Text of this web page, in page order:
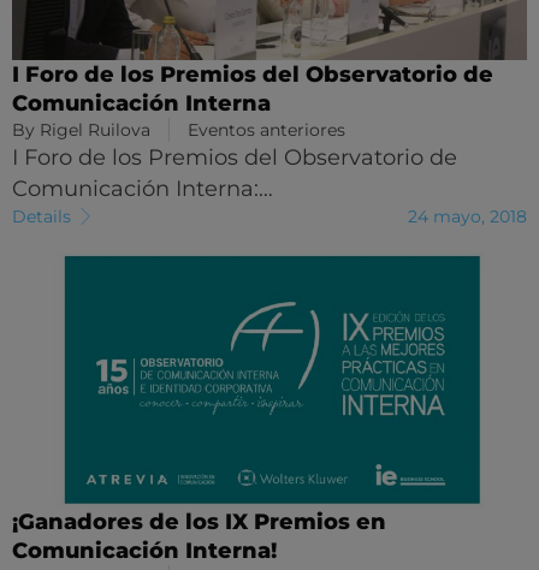
I Foro de los Premios del Observatorio de
Comunicación Interna
By Rigel Ruilova Eventos anteriores
I Foro de los Premios del Observatorio de
Comunicación Interna:…
Details 24 mayo, 2018
¡Ganadores de los IX Premios en
Comunicación Interna!